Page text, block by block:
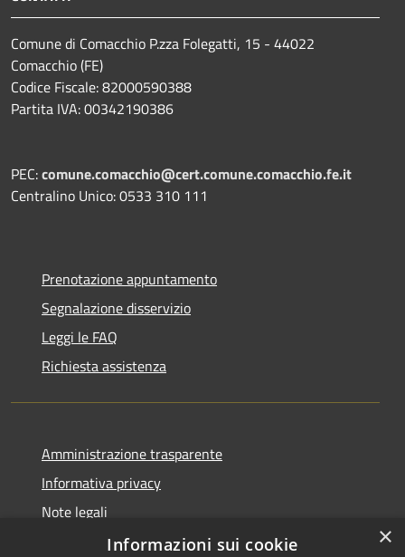
Comune di Comacchio P.zza Folegatti, 15 - 44022
Comacchio (FE)
Codice Fiscale: 82000590388
Partita IVA: 00342190386
PEC:comune.comacchio@cert.comune.comacchio.fe.it
Centralino Unico: 0533 310 111
Prenotazione appuntamento
Segnalazione disservizio
Leggi le FAQ
Richiesta assistenza
Amministrazione trasparente
Informativa privacy
Note legali
Dichiarazione di accessibilità
×
Informazioni sui cookie